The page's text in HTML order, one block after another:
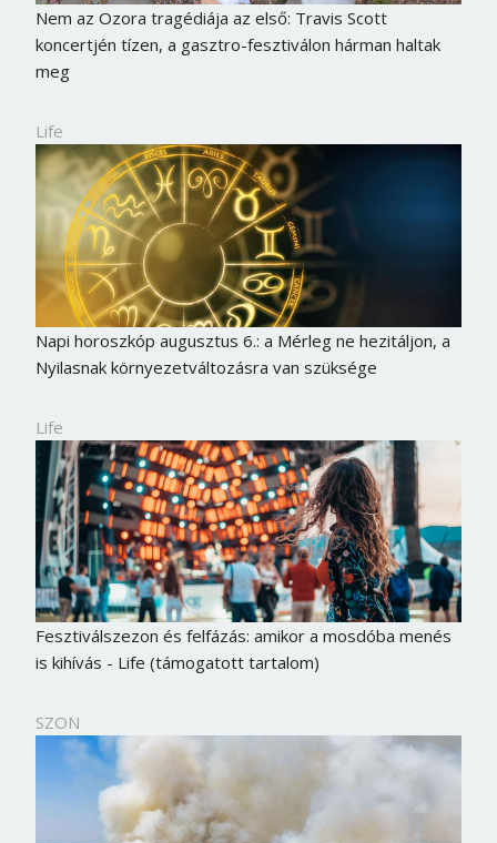
Nem az Ozora tragédiája az első: Travis Scott
koncertjén tízen, a gasztro-fesztiválon hárman haltak
meg
Life
Napi horoszkóp augusztus 6.: a Mérleg ne hezitáljon, a
Nyilasnak környezetváltozásra van szüksége
Life
Fesztiválszezon és felfázás: amikor a mosdóba menés
is kihívás - Life (támogatott tartalom)
SZON